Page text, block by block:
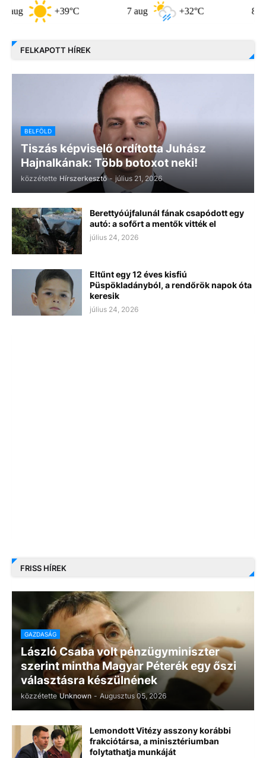
+39°C +32°C
FELKAPOTT HÍREK
BELFÖLD
Tiszás képviselő ordította Juhász
Hajnalkának: Több botoxot neki!
közzétette Hírszerkesztő - július 21, 2026
Berettyóújfalunál fának csapódott egy
autó: a sofőrt a mentők vitték el
július 24, 2026
Eltűnt egy 12 éves kisfiú
Püspökladányból, a rendőrök napok óta
keresik
július 24, 2026
FRISS HÍREK
GAZDASÁG
László Csaba volt pénzügyminiszter
szerint mintha Magyar Péterék egy őszi
választásra készülnének
közzétette Unknown - Augusztus 05, 2026
Lemondott Vitézy asszony korábbi
frakciótársa, a minisztériumban
folytathatja munkáját